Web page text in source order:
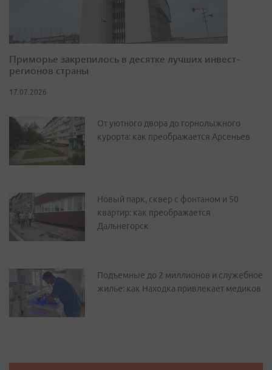
Приморье закрепилось в десятке лучших инвест-
регионов страны
17.07.2026
От уютного двора до горнолыжного
курорта: как преображается Арсеньев
Новый парк, сквер с фонтаном и 50
квартир: как преображается
Дальнегорск
Подъемные до 2 миллионов и служебное
жилье: как Находка привлекает медиков